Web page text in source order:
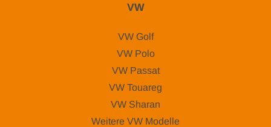
VW
VW Golf
VW Polo
VW Passat
VW Touareg
VW Sharan
Weitere VW Modelle